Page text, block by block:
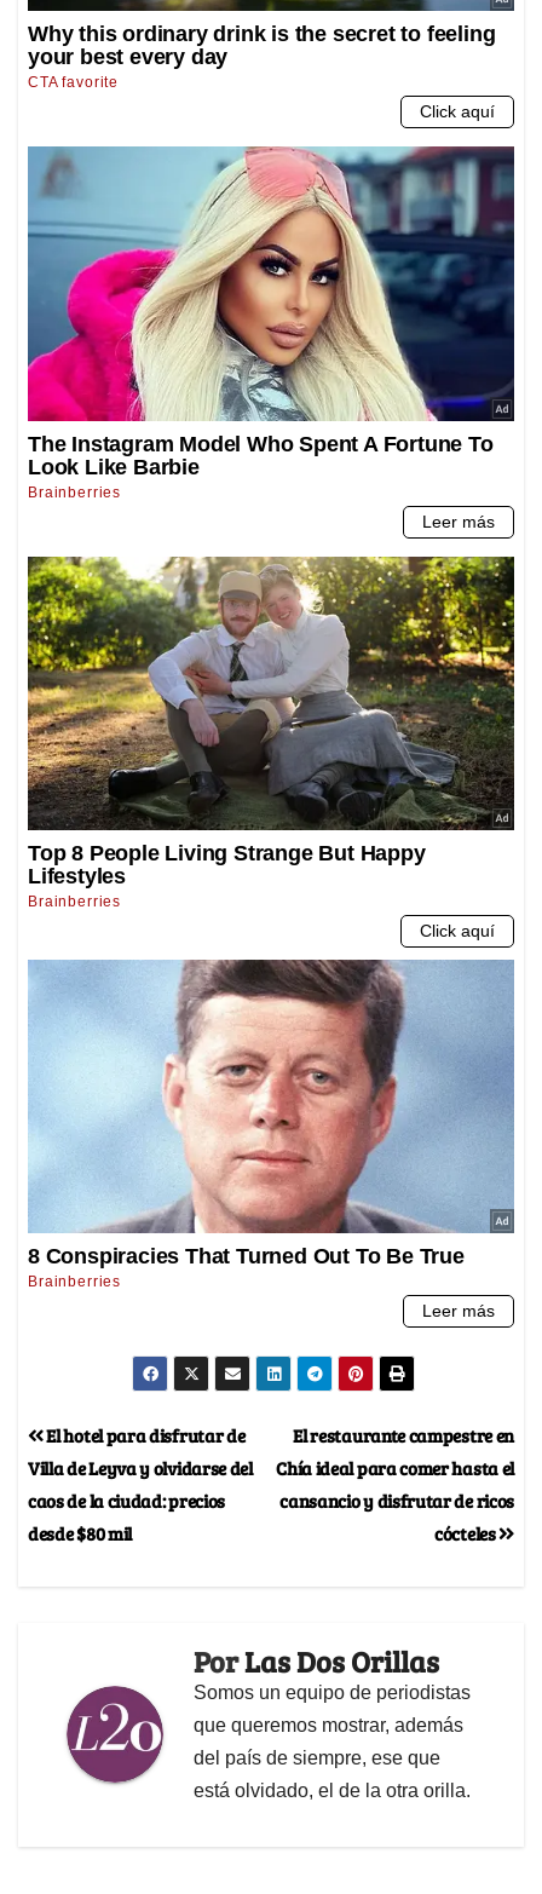
El restaurante campestre en
Chía ideal para comer hasta el
cansancio y disfrutar de ricos
cócteles
El hotel para disfrutar de
Villa de Leyva y olvidarse del
caos de la ciudad: precios
desde $80 mil
PorLas Dos Orillas
Somos un equipo de periodistas
que queremos mostrar, además
del país de siempre, ese que
está olvidado, el de la otra orilla.